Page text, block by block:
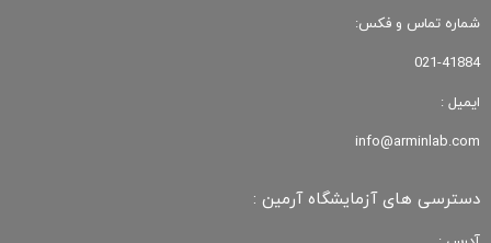
شماره تماس و فکس:
021-41884
ایمیل :
info@arminlab.com
دسترسی های آزمایشگاه آرمین :